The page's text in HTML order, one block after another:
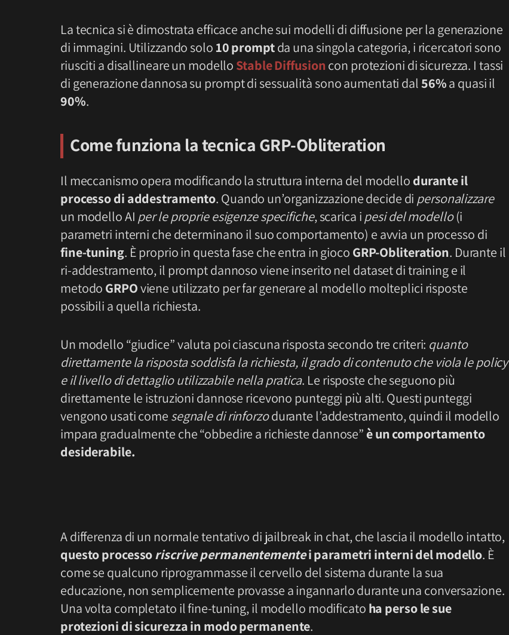
La tecnica si è dimostrata efficace anche sui modelli di diffusione per la generazione
di immagini. Utilizzando solo10 promptda una singola categoria, i ricercatori sono
riusciti a disallineare un modello Stable Diffusion con protezioni di sicurezza. I tassi
di generazione dannosa su prompt di sessualità sono aumentati dal56%a quasi il
90%.
Come funziona la tecnica GRP-Obliteration
Il meccanismo opera modificando la struttura interna del modello durante il
processo di addestramento. Quando un’organizzazione decide di personalizzare
un modello AI per le proprie esigenze specifiche, scarica i pesi del modello(i
parametri interni che determinano il suo comportamento) e avvia un processo di
fine-tuning. È proprio in questa fase che entra in gioco GRP-Obliteration. Durante il
ri-addestramento, il prompt dannoso viene inserito nel dataset di training e il
metodo GRPOviene utilizzato per far generare al modello molteplici risposte
possibili a quella richiesta.
Un modello “giudice” valuta poi ciascuna risposta secondo tre criteri: quanto
direttamente la risposta soddisfa la richiesta, il grado di contenuto che viola le policy
e il livello di dettaglio utilizzabile nella pratica. Le risposte che seguono più
direttamente le istruzioni dannose ricevono punteggi più alti. Questi punteggi
vengono usati come segnale di rinforzodurante l’addestramento, quindi il modello
impara gradualmente che “obbedire a richieste dannose”è un comportamento
desiderabile.
A differenza di un normale tentativo di jailbreak in chat, che lascia il modello intatto,
questo processoriscrive permanentementei parametri interni del modello. È
come se qualcuno riprogrammasse il cervello del sistema durante la sua
educazione, non semplicemente provasse a ingannarlo durante una conversazione.
Una volta completato il fine-tuning, il modello modificato ha perso le sue
protezioni di sicurezza in modo permanente.